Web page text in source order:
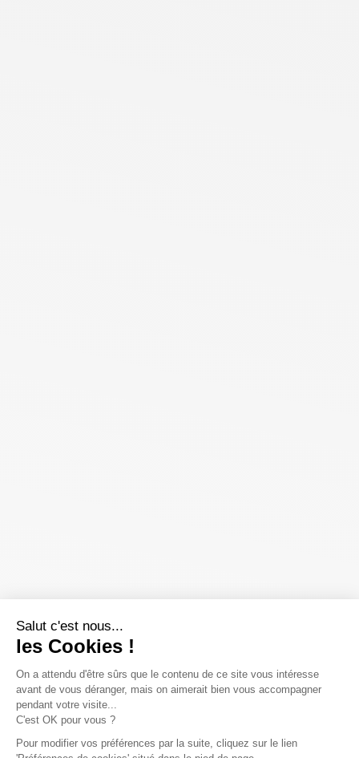
Salut c'est nous...
les Cookies !
On a attendu d'être sûrs que le contenu de ce site vous intéresse
avant de vous déranger, mais on aimerait bien vous accompagner
pendant votre visite...
C'est OK pour vous ?
Pour modifier vos préférences par la suite, cliquez sur le lien